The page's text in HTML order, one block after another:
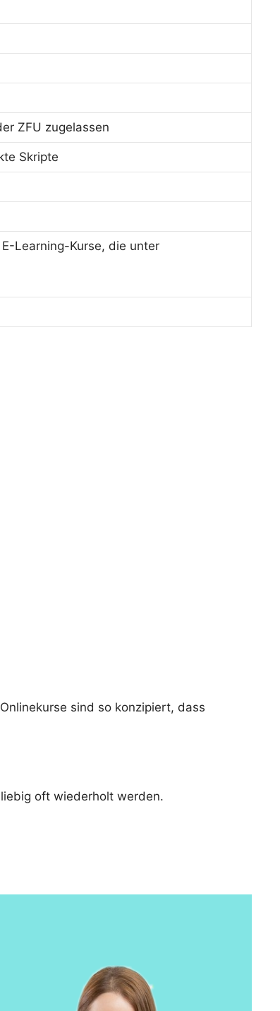
ZFU zugelassen
Skripte
Learning-Kurse, die unter
sind so konzipiert, dass
oft wiederholt werden.